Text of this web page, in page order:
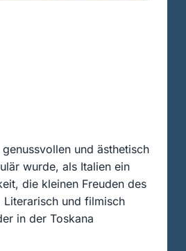
und ästhetisch
wurde, als Italien ein
die kleinen Freuden des
Literarisch und filmisch
in der Toskana